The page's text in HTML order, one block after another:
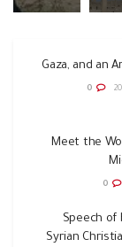
Gaza, and an
Meet the
Speech of
Syrian